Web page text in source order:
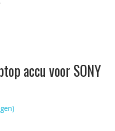
accu voor SONY